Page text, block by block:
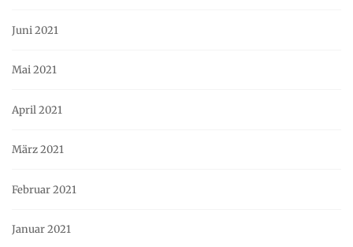
Juni 2021
Mai 2021
April 2021
März 2021
Februar 2021
Januar 2021